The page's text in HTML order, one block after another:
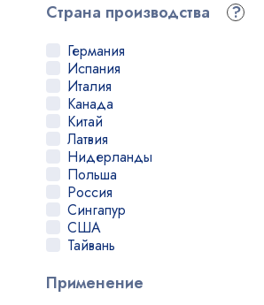
Prizma
Raise3D
ReaLizer
Roboze
Roland
SeeMeCNC
Shining 3D
Sinterit
SLM
Stratasys
TEVO
Ultimaker
Uniz
Voltera
Страна производства ?
Германия
Испания
Италия
Канада
Китай
Латвия
Нидерланды
Польша
Россия
Сингапур
США
Тайвань
Гонконг
Применение